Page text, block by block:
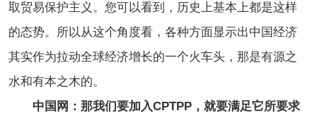
取贸易保护主义。您可以看到，历史上基本上都是这样
的态势。所以从这个角度看，各种方面显示出中国经济
其实作为拉动全球经济增长的一个火车头，那是有源之
水和有本之木的。
中国网：那我们要加入CPTPP，就要满足它所要求